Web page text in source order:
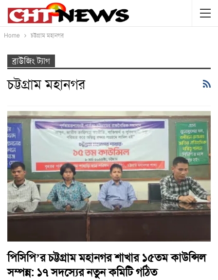
Home চট্টগ্রাম মহানগর
ব্রাউজিং ট্যাগ
চট্টগ্রাম মহানগর
পিসিপি’র চট্টগ্রাম মহানগর শাখার ১৫তম কাউন্সিল
সম্পন্ন: ১৭ সদস্যের নতুন কমিটি গঠিত